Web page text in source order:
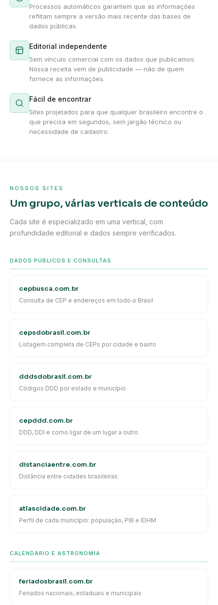
Processos automáticos garantem que as informações
reflitam sempre a versão mais recente das bases de
dados públicas.
Editorial independente
Sem vínculo comercial com os dados que publicamos.
Nossa receita vem de publicidade — não de quem
fornece as informações.
Fácil de encontrar
Sites projetados para que qualquer brasileiro encontre o
que precisa em segundos, sem jargão técnico ou
necessidade de cadastro.
NOSSOS SITES
Um grupo, várias verticais de conteúdo
Cada site é especializado em uma vertical, com
profundidade editorial e dados sempre verificados.
DADOS PÚBLICOS E CONSULTAS
cepbusca.com.br
Consulta de CEP e endereços em todo o Brasil
cepsdobrasil.com.br
Listagem completa de CEPs por cidade e bairro
dddsdobrasil.com.br
Códigos DDD por estado e município
cepddd.com.br
DDD, DDI e como ligar de um lugar a outro
distanciaentre.com.br
Distância entre cidades brasileiras
atlascidade.com.br
Perfil de cada município: população, PIB e IDHM
CALENDÁRIO E ASTRONOMIA
feriadosbrasil.com.br
Feriados nacionais, estaduais e municipais